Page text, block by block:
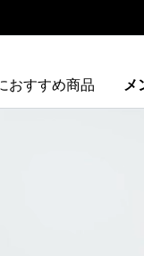
おすすめ商品 メ